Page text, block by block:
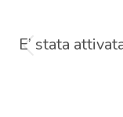
tra
E’ stata